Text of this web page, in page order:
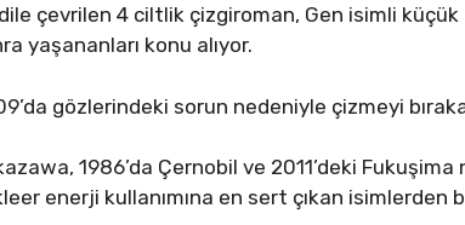
çevrilen 4 ciltlik çizgiroman, Gen isimli küçük
yaşananları konu alıyor.
gözlerindeki sorun nedeniyle çizmeyi
1986’da Çernobil ve 2011’deki
enerji kullanımına en sert çıkan isimlerden